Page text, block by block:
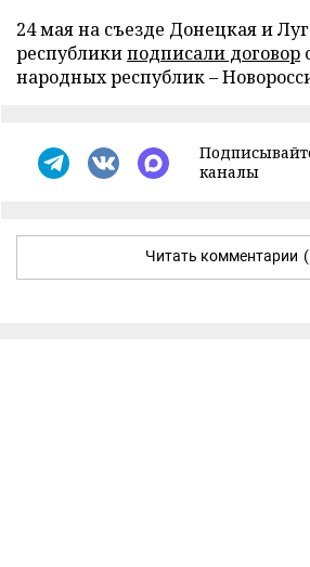
24 мая на съезде Донецкая и
республикиподписали договор
народных республик –
каналы
Читать комментарии